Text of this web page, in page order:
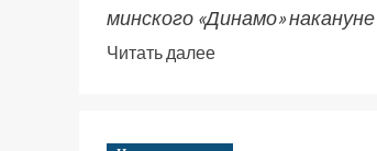
минского «Динамо»
Читать далее